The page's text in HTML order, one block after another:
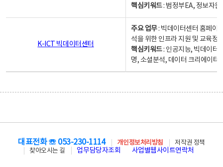
핵심키워드: 범정부EA, 정보자
K-ICT 빅데이터센터
주요 업무: 빅데이터센터 홈페이
석을 위한 인프라 지원 및 교육정
핵심키워드: 인공지능, 빅데이터,
명, 소셜분석, 데이터 크리에이터
대표전화 ☏ 053-230-1114 개인정보처리방침
저작권 정책
찾아오시는 길
업무담당자조회 사업별웹사이트연락처